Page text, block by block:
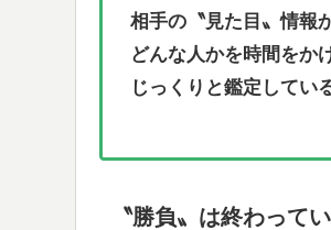
相手の〝見た目〟情報
どんな人かを時間をか
じっくりと鑑定している
〝勝負〟は終わってい